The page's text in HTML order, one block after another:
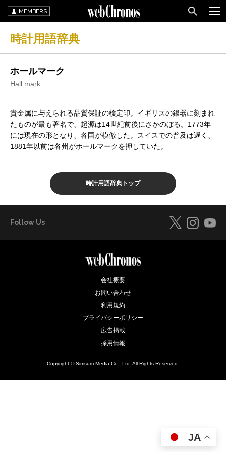
MEMBERS
時計用語辞典
ホールマーク
Hall mark
貴金属に与えられる品質保証の検定印。イギリスの銀器に刻まれ
たものが最も著名で、起源は14世紀前後にさかのぼる。1773年
には現在の形となり、各国が模倣した。スイスでの普及は遅く、
1881年以前は各州がホールマークを押していた。
時計用語辞典トップ
Follow Us
会社概要
お問い合わせ
利用規約
プライバシーポリシー
広告掲載
採用情報
Copyright © Simsum Media Co., Ltd. All Rights Reserved.
JA